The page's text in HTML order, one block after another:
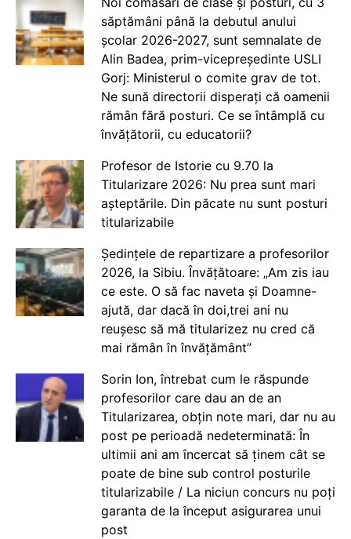
săptămâni până la debutul anului
școlar 2026-2027, sunt semnalate de
Alin Badea, prim-vicepreședinte USLI
Gorj: Ministerul o comite grav de tot.
Ne sună directorii disperați că oamenii
rămân fără posturi. Ce se întâmplă cu
învățătorii, cu educatorii?
Profesor de Istorie cu 9.70 la
Titularizare 2026: Nu prea sunt mari
așteptările. Din păcate nu sunt posturi
titularizabile
Ședințele de repartizare a profesorilor
2026, la Sibiu. Învățătoare: „Am zis iau
ce este. O să fac naveta și Doamne-
ajută, dar dacă în doi,trei ani nu
reușesc să mă titularizez nu cred că
mai rămân în învățământ”
Sorin Ion, întrebat cum le răspunde
profesorilor care dau an de an
Titularizarea, obțin note mari, dar nu au
post pe perioadă nedeterminată: În
ultimii ani am încercat să ținem cât se
poate de bine sub control posturile
titularizabile / La niciun concurs nu poți
garanta de la început asigurarea unui
post